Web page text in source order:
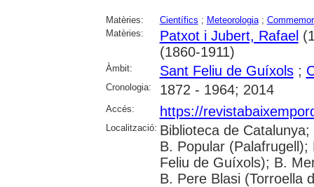
Matèries: Científics ; Meteorologia;
Matèries:
Patxot i Jubert, Rafael
(1860-1911)
Àmbit: Sant Feliu de Guíxols;
Cronologia: 1872 - 1964; 2014
Accés: https://
Localització: Biblioteca de
B. Popular
Feliu de Guíxols); B.
B. Pere Blasi (Torroella